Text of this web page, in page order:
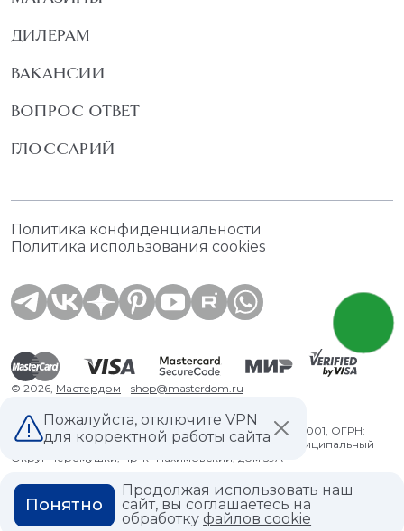
ДИЛЕРАМ
ВАКАНСИИ
ВОПРОС ОТВЕТ
ГЛОССАРИЙ
Политика конфиденциальности
Политика использования cookies
© 2026, Мастердом shop@masterdom.ru
ООО "АРТДЕКОРИУМ", ИНН: 9728136130, КПП: 772801001, ОГРН:
1247700460260, 117335, Город Москва, вн.тер. г. Муниципальный
Округ Черемушки, пр-кт Нахимовский, дом 59А
Пожалуйста, отключите VPN
для корректной работы сайта
Продолжая использовать наш
сайт, вы соглашаетесь на
обработкуфайлов cookie
Понятно